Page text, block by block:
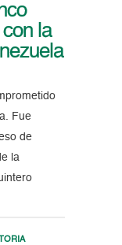
la
Fue
de
la